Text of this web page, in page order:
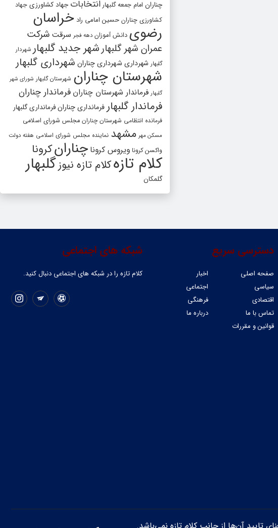
چناران امام جمعه گلبهار انتخابات جهاد کشاورزی جهاد
کشاورزی چناران حسین امامی راد خراسان
رضوی دانش آموزان دهه فجر سرقت شرکت
عمران شهر گلبهارشهر جدید گلبهار شهردار
گلبهار شهرداری شهرداری چناران شهرداری گلبهار
شهرستان چناران شهرستان گلبهار شورای شهر
گلبهار فرماندار شهرستان چناران فرماندار چناران
فرماندار گلبهار فرمانداری چنارانفرمانداری گلبهار
فرمانده انتظامی شهرستان چناران مجلس شورای اسلامی
مسکن مهر مشهد نماینده مجلس شورای اسلامی هفته دولت
واکسن کرونا ویروس کرونا چنارانکرونا
کلام تازهکلام تازه نیوزگلبهار
گلمکان
شبکه های اجتماعی
کلام تازه را در شبکه ‌های اجتماعی دنبال کنید.
دسترسی سریع
صفحه اصلی
اخبار
سیاسی
اجتماعی
اقتصادی
فرهنگی
تماس با ما
درباره ما
قوانین و مقررات